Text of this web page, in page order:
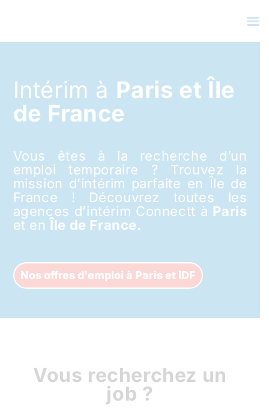
Intérim à Paris et Île
de France
Vous êtes à la recherche d’un
emploi temporaire ? Trouvez la
mission d’intérim parfaite en Île de
France ! Découvrez toutes les
agences d’intérim Connectt à Paris
et en Île de France.
Nos offres d'emploi à Paris et IDF
Vous recherchez un
job ?